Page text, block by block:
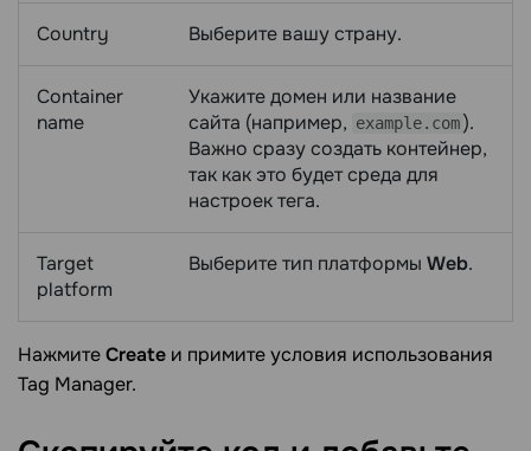
Country Выберите вашу страну.
Container
name
Укажите домен или название
сайта (например, example.com).
Важно сразу создать контейнер,
так как это будет среда для
настроек тега.
Target
platform
Выберите тип платформы Web.
НажмитеCreate и примите условия использования
Tag Manager.